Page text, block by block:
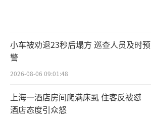
小车被劝退23秒后塌方 巡查人员及时预
警
2026-08-06 09:01:48
上海一酒店房间爬满床虱 住客反被怼
酒店态度引众怒